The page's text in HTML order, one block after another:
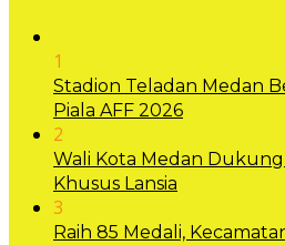
1
Stadion Teladan Medan
Piala AFF 2026
2
Wali Kota Medan
Khusus Lansia
3
Raih 85 Medali,